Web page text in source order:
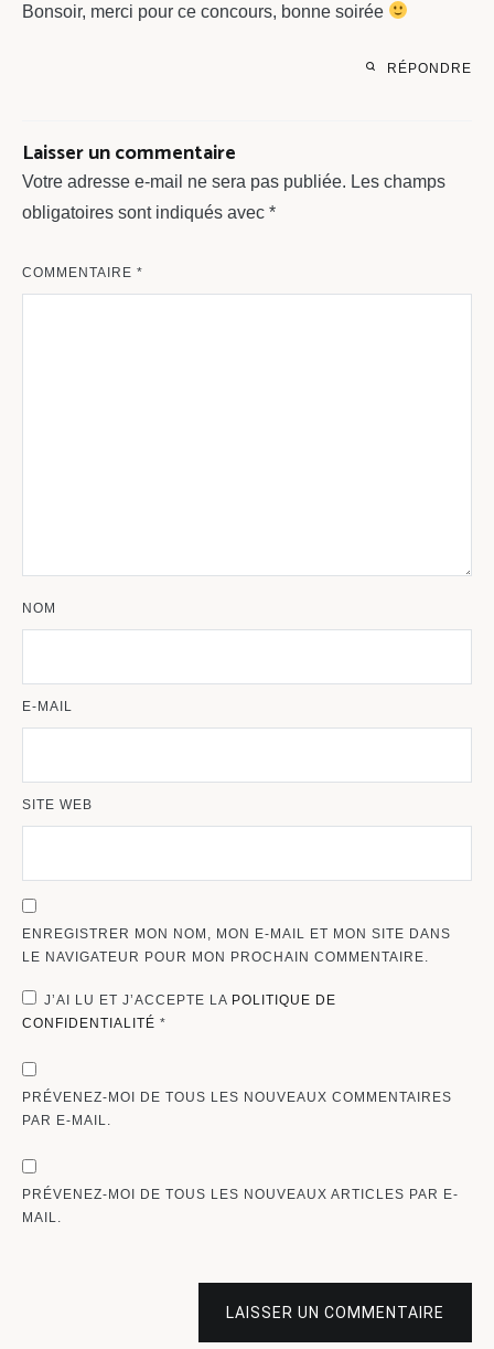
Bonsoir, merci pour ce concours, bonne soirée
RÉPONDRE
Laisser un commentaire
Votre adresse e-mail ne sera pas publiée. Les champs
obligatoires sont indiqués avec *
COMMENTAIRE *
NOM
E-MAIL
SITE WEB
ENREGISTRER MON NOM, MON E-MAIL ET MON SITE DANS
LE NAVIGATEUR POUR MON PROCHAIN COMMENTAIRE.
J’AI LU ET J’ACCEPTE LA POLITIQUE DE
CONFIDENTIALITÉ *
PRÉVENEZ-MOI DE TOUS LES NOUVEAUX COMMENTAIRES
PAR E-MAIL.
PRÉVENEZ-MOI DE TOUS LES NOUVEAUX ARTICLES PAR E-
MAIL.
LAISSER UN COMMENTAIRE